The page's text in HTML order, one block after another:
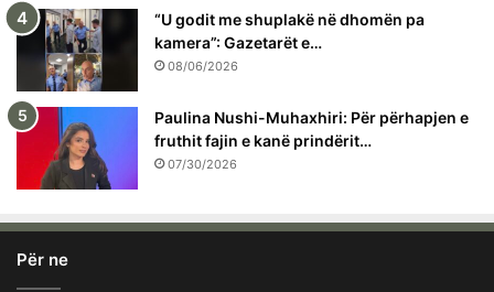
“U godit me shuplakë në dhomën pa
kamera”: Gazetarët e…
08/06/2026
Paulina Nushi-Muhaxhiri: Për përhapjen e
fruthit fajin e kanë prindërit…
07/30/2026
Për ne